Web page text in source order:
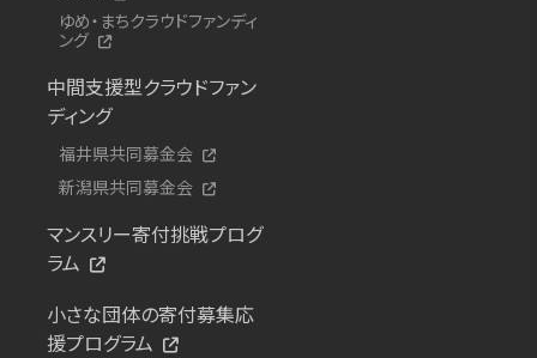
ゆめ・まちクラウドファンディ
ング
中間支援型クラウドファン
ディング
福井県共同募金会
新潟県共同募金会
マンスリー寄付挑戦プログ
ラム
小さな団体の寄付募集応
援プログラム